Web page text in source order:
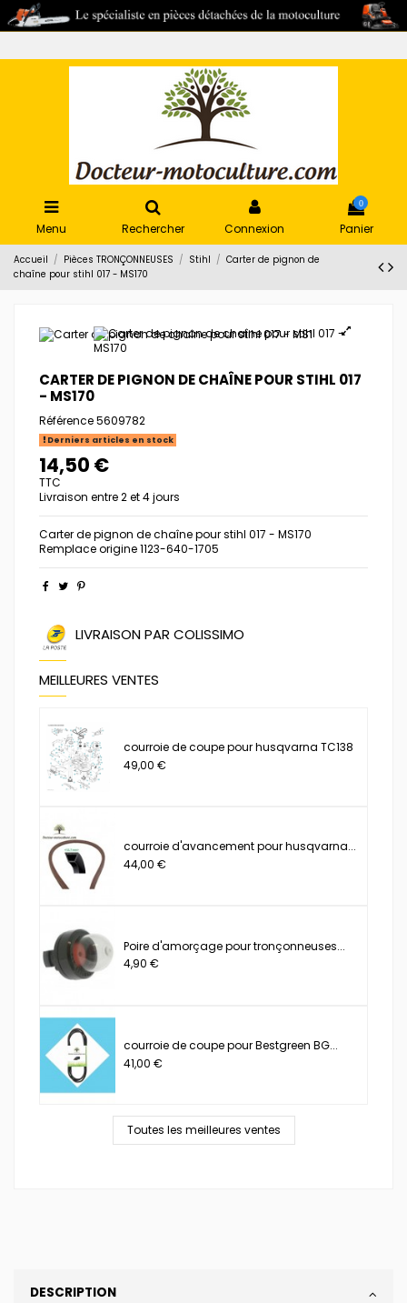
Menu Rechercher Connexion
0
Panier
Accueil Pièces TRONÇONNEUSES Stihl
Carter de pignon de
chaîne pour stihl 017 - MS170
CARTER DE PIGNON DE CHAÎNE POUR STIHL 017
- MS170
Référence5609782
Derniers articles en stock
14,50 €
TTC
Livraison entre 2 et 4 jours
Carter de pignon de chaîne pour stihl 017 - MS170
Remplace origine 1123-640-1705
LIVRAISON PAR COLISSIMO
MEILLEURES VENTES
courroie de coupe pour husqvarna TC138
49,00 €
courroie d'avancement pour husqvarna...
44,00 €
Poire d'amorçage pour tronçonneuses...
4,90 €
courroie de coupe pour Bestgreen BG...
41,00 €
Toutes les meilleures ventes
DESCRIPTION